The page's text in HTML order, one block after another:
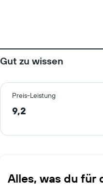
Gut zu wissen
Preis-Leistung
9,2
Alles, was du für